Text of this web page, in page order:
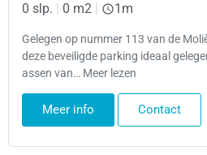
0 slp. 0 m2 1m
Gelegen op nummer 113 van de
deze beveiligde parking ideaal
assen van… Meer lezen
Meer info Contact